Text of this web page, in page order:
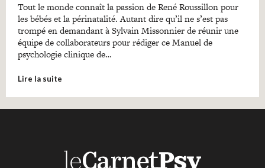
Tout le monde connaît la passion de René Roussillon pour
les bébés et la périnatalité. Autant dire qu’il ne s’est pas
trompé en demandant à Sylvain Missonnier de réunir une
équipe de collaborateurs pour rédiger ce Manuel de
psychologie clinique de…
Lire la suite